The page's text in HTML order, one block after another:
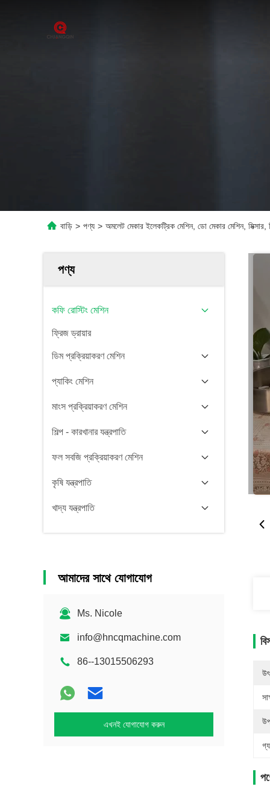
বাড়ি > পণ্য > অমলেট মেকার ইলেকট্রিক মেশিন, ডো মেকার মেশিন,
পণ্য
কফি রোস্টিং মেশিন
ফ্রিজ ড্রায়ার
ডিম প্রক্রিয়াকরণ মেশিন
প্যাকিং মেশিন
মাংস প্রক্রিয়াকরণ মেশিন
শিল্প - কারখানার যন্ত্রপাতি
ফল সবজি প্রক্রিয়াকরণ মেশিন
কৃষি যন্ত্রপাতি
খাদ্য যন্ত্রপাতি
আমাদের সাথে যোগাযোগ
Ms. Nicole
info@hncqmachine.com
86--13015506293
এখনই যোগাযোগ করুন